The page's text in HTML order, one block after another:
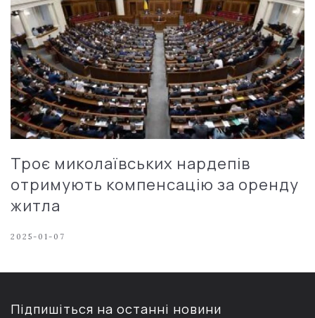
Троє миколаївських нардепів
отримують компенсацію за оренду
житла
2025-01-07
Підпишіться на останні новини